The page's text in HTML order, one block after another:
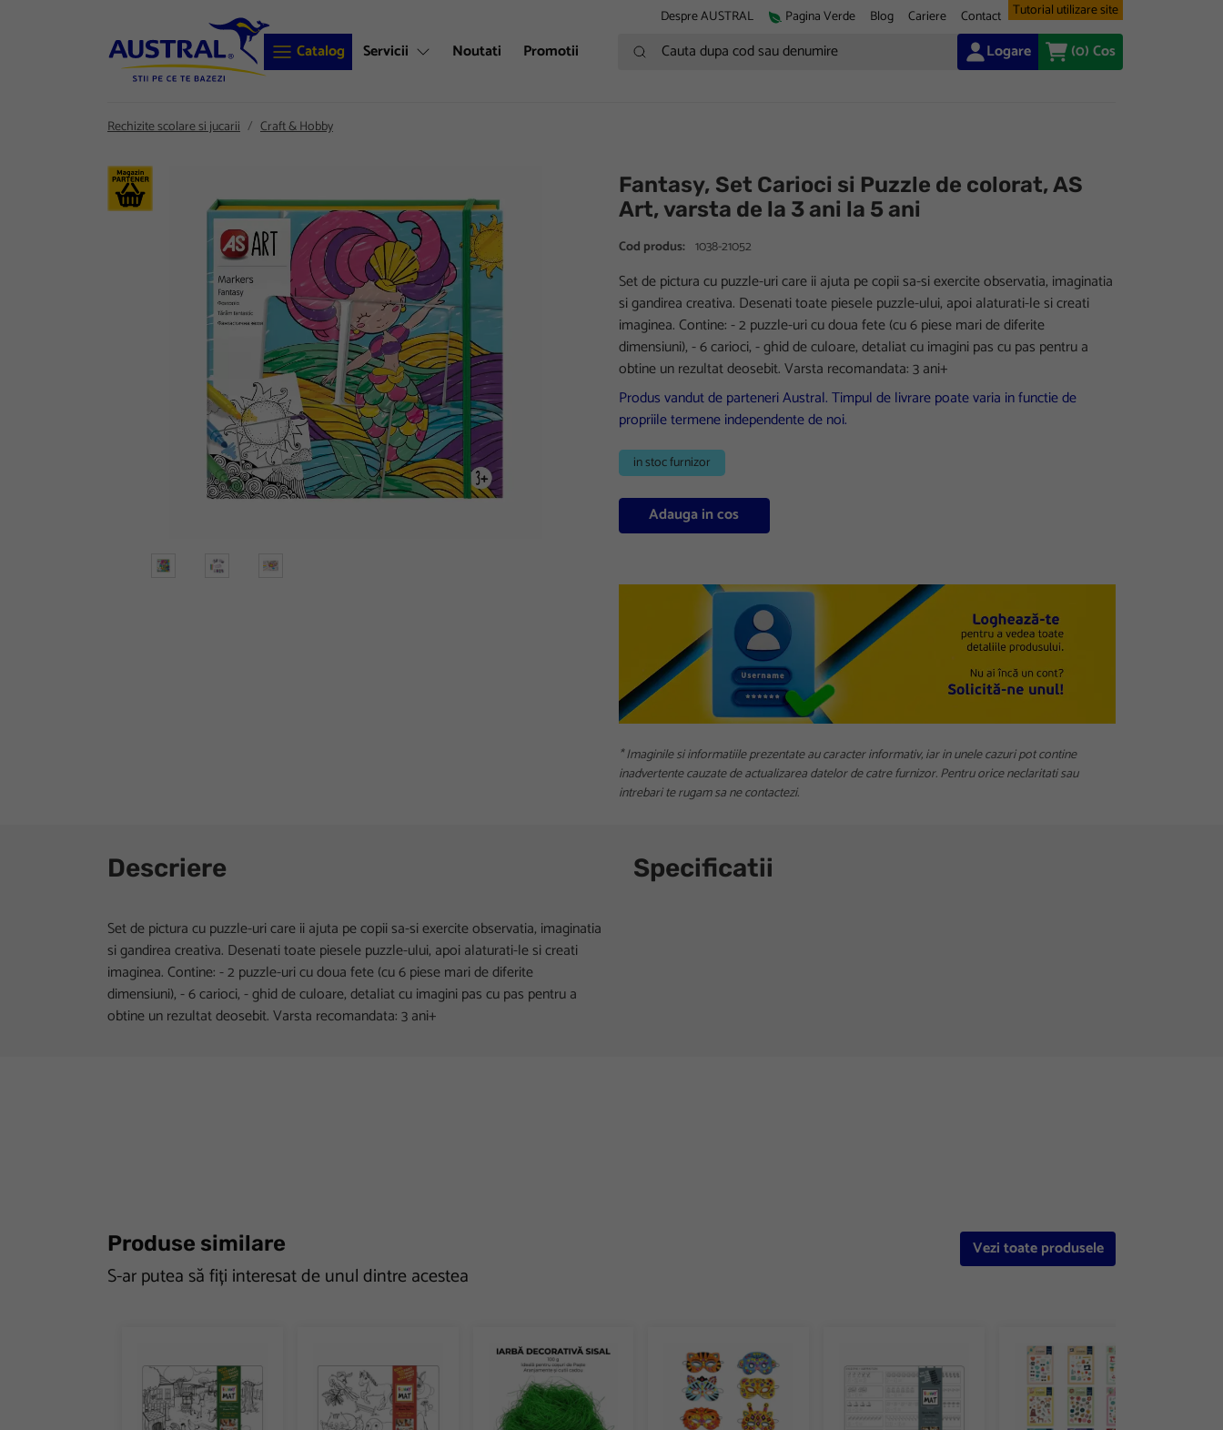
Despre AUSTRAL Pagina Verde Blog Cariere Contact Tutorial utilizare site
Catalog Servicii Noutati Promotii Cauta dupa cod sau denumire Logare (0)Cos
Rechizite scolare si jucarii Craft & Hobby
Fantasy, Set Carioci si Puzzle de colorat, AS
Art, varsta de la 3 ani la 5 ani
Cod produs: 1038-21052
Set de pictura cu puzzle-uri care ii ajuta pe copii sa-si exercite observatia, imaginatia
si gandirea creativa. Desenati toate piesele puzzle-ului, apoi alaturati-le si creati
imaginea. Contine: - 2 puzzle-uri cu doua fete (cu 6 piese mari de diferite
dimensiuni), - 6 carioci, - ghid de culoare, detaliat cu imagini pas cu pas pentru a
obtine un rezultat deosebit. Varsta recomandata: 3 ani+
Produs vandut de parteneri Austral. Timpul de livrare poate varia in functie de
propriile termene independente de noi.
in stoc furnizor
Adauga in cos
* Imaginile si informatiile prezentate au caracter informativ, iar in unele cazuri pot contine
inadvertente cauzate de actualizarea datelor de catre furnizor. Pentru orice neclaritati sau
intrebari te rugam sa ne contactezi.
Descriere
Set de pictura cu puzzle-uri care ii ajuta pe copii sa-si exercite observatia, imaginatia
si gandirea creativa. Desenati toate piesele puzzle-ului, apoi alaturati-le si creati
imaginea. Contine: - 2 puzzle-uri cu doua fete (cu 6 piese mari de diferite
dimensiuni), - 6 carioci, - ghid de culoare, detaliat cu imagini pas cu pas pentru a
obtine un rezultat deosebit. Varsta recomandata: 3 ani+
Specificatii
Produse similare
S-ar putea să fiți interesat de unul dintre acestea
Vezi toate produsele